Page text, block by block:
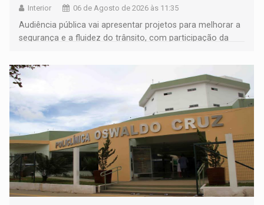
Interior 06 de Agosto de 2026 às 11:35
Audiência pública vai apresentar projetos para melhorar a
segurança e a fluidez do trânsito, com participação da